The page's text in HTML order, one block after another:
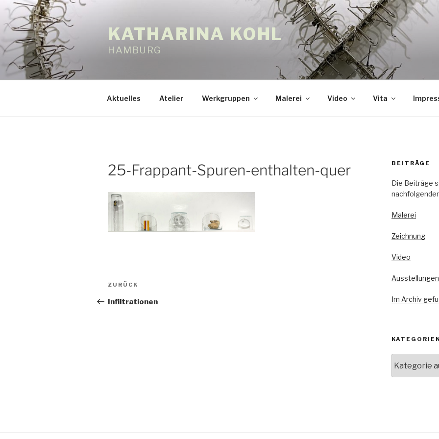
Zum
Inhalt
springen
KATHARINA KOHL
HAMBURG
Aktuelles Atelier Werkgruppen Malerei Video Vita
25-Frappant-Spuren-enthalten-quer
Beitragsnavigation
Vorheriger
ZURÜCK
Infiltrationen
BEITRÄGE
Die Beiträge
Malerei
Zeichnung
Video
Ausstellungen
Im Archiv
KATEGORIEN